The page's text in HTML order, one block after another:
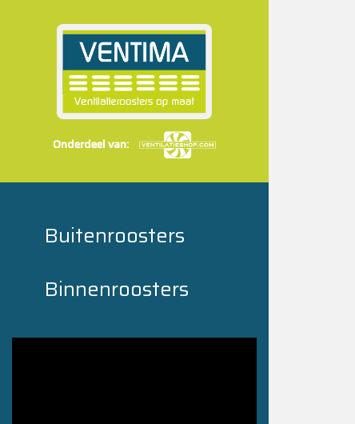
Onderdeel van:
Buitenroosters
Binnenroosters